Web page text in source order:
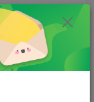
ks
za 0,00 Kč